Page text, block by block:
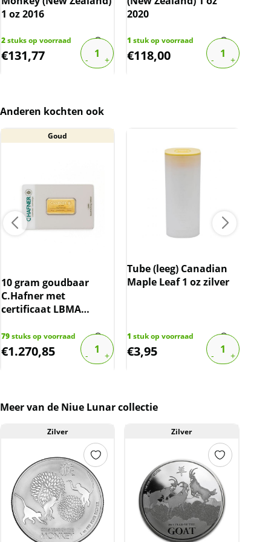
1 oz 2016
2stuks op voorraad
€131,77
2020
1 stuk op voorraad
€118,00
Anderen kochten ook
Goud
10 gram goudbaar
C.Hafner met
certificaat LBMA
79stuks op voorraad
€1.270,85
Tube (leeg) Canadian
Maple Leaf 1 oz zilver
1 stuk op voorraad
€3,95
Meer van de Niue Lunar collectie
Zilver Zilver